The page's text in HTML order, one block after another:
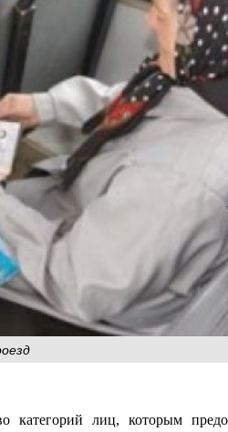
категорий лиц, которым